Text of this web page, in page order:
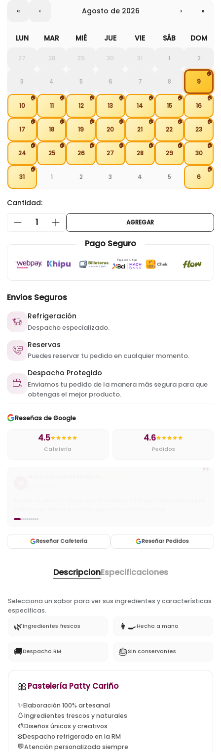
«
‹ agosto de 2026 › »
LUN MAR MIÉ JUE VIE SÁB DOM
27 28 29 30 31 1 2
3 4 5 6 7 8 9
🏠
10
🏠
11
🏠
12
🏠
13
🏠
14
🏠
15
🏠
16
🏠
17
🏠
18
🏠
19
🏠
20
🏠
21
🏠
22
🏠
23
🏠
24
🏠
25
🏠
26
🏠
27
🏠
28
🏠
29
🏠
30
🏠
31
🏠
1 2 3 4 5 6
🏠
Cantidad:
1 AGREGAR
Pago Seguro
Envios Seguros
Refrigeración
Despacho especializado.
Reservas
Puedes reservar tu pedido en cualquier momento.
Despacho Protegido
Enviamos tu pedido de la manera más segura para que
obtengas el mejor producto.
Reseñas de Google
4.5
Cafetería
4.6
Pedidos
”
Reseñar Cafetería Reseñar Pedidos
DescripcionEspecificaciones
Selecciona un sabor para ver sus ingredientes y características
específicas.
🌿Ingredientes frescos 👩‍🍳Hecho a mano
🚚Despacho RM 🎂Sin conservantes
🎀 Pastelería Patty Cariño
✨Elaboración 100% artesanal
🥚Ingredientes frescos y naturales
🎨Diseños únicos y creativos
❄️Despacho refrigerado en la RM
💬Atención personalizada siempre
tortas artesanales santiago, tortas a domicilio la